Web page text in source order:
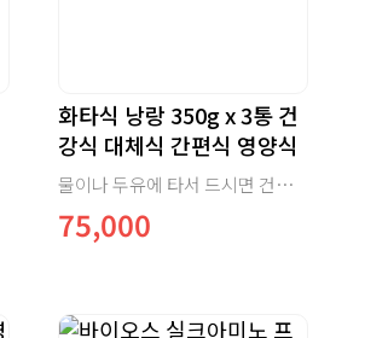
화타식 낭랑 350g x 3통 건
강식 대체식 간편식 영양식
물이나 두유에 타서 드시면 건강한 한끼 식사가 됩니다.
75,000